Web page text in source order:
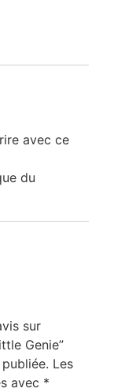
avec ce
du
sur
Genie”
Les
avec *